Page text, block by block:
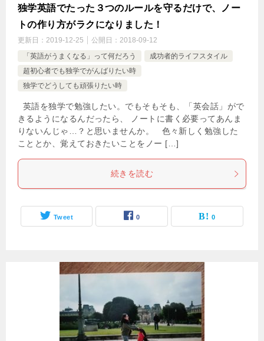
独学英語でたった３つのルールを守るだけで、ノー
トの作り方がラクになりました！
更新日： 2019-12-25 公開日： 2018-09-12
「英語がうまくなる」って何だろう
成功者的ライフスタイル
超初心者でも独学でがんばりたい時
独学でどうしても頑張りたい時
英語を独学で勉強したい。でもそもそも、「英会話」がで
きるようになるんだったら、 ノートに書く必要ってあんま
りないんじゃ…？と思いませんか。 色々新しく勉強した
こととか、覚えておきたいことをノー […]
続きを読む
Tweet 0 0